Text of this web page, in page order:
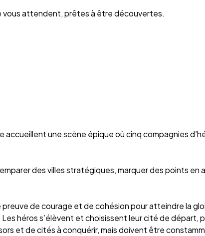
vous attendent, prêtes à être découvertes.
accueillent une scène épique où cinq compagnies
des villes stratégiques, marquer des points
de courage et de cohésion pour atteindre la
héros s’élèvent et choisissent leur cité de
et de cités à conquérir, mais doivent être